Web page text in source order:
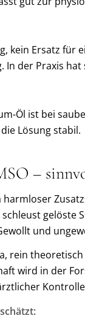
kein Ersatz für
In der Praxis
Öl ist bei
Lösung stabil.
–
harmloser
schleust
und
rein
wird in der